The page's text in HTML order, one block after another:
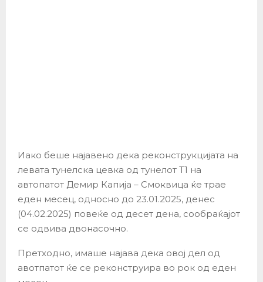
Иако беше најавено дека реконструкцијата на
левата тунелска цевка од тунелот Т1 на
автопатот Демир Капија – Смоквица ќе трае
еден месец, односно до 23.01.2025, денес
(04.02.2025) повеќе од десет дена, сообраќајот
се одвива двонасочно.
Претходно, имаше најава дека овој дел од
авотпатот ќе се реконструира во рок од еден